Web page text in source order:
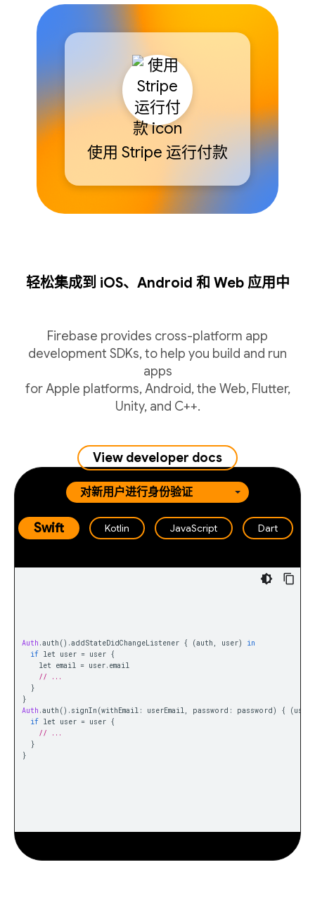
使用 Stripe 运行付款
轻松集成到 iOS、Android 和 Web 应用中
Firebase provides cross-platform app
development SDKs, to help you build and run
apps
for Apple platforms, Android, the Web, Flutter,
Unity, and C++.
View developer docs